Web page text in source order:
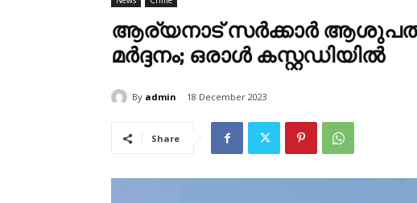
ആര്യനാട് സർക്കാർ
മർദ്ദനം; ഒരാൾ കസ്റ്റഡിയിൽ
By admin 18 December 2023
Share